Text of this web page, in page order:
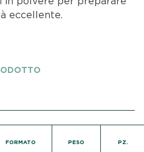
eccellente.
FORMATO PESO PZ.